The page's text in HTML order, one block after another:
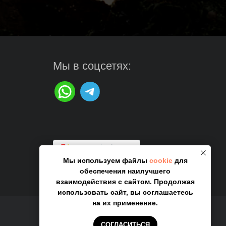
Сайт разработала КапсулаМы используем файлы cookieдля
обеспечения наилучшего
взаимодействия с сайтом. Продолжая
использовать сайт, вы соглашаетесь
на их применение.